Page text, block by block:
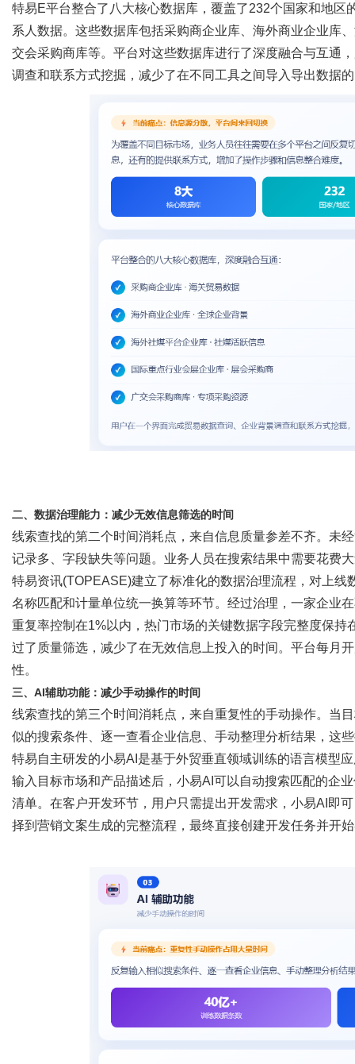
特易E平台整合了八大核心数据库，覆盖了232个国家和地区
系人数据。这些数据库包括采购商企业库、海外商业企业库
交会采购商库等。平台对这些数据库进行了深度融合与互通
调查和联系方式挖掘，减少了在不同工具之间导入导出数据
二、数据治理能力：减少无效信息筛选的时间
线索查找的第二个时间消耗点，来自信息质量参差不齐。未
记录多、字段缺失等问题。业务人员在搜索结果中需要花费
特易资讯(TOPEASE)建立了标准化的数据治理流程，对上线
名称匹配和计量单位统一换算等环节。经过治理，一家企业
重复率控制在1%以内，热门市场的关键数据字段完整度保
过了质量筛选，减少了在无效信息上投入的时间。平台每月
性。
三、 AI辅助功能：减少手动操作的时间
线索查找的第三个时间消耗点，来自重复性的手动操作。当
似的搜索条件、逐一查看企业信息、手动整理分析结果，这
特易自主研发的小易AI是基于外贸垂直领域训练的语言模型
输入目标市场和产品描述后，小易AI可以自动搜索匹配的企
清单。在客户开发环节，用户只需提出开发需求，小易AI即
择到营销文案生成的完整流程，最终直接创建开发任务并开